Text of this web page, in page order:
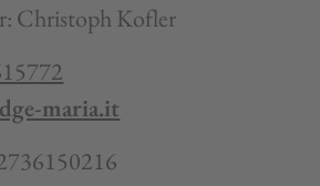
Christoph Kofler
maria.it